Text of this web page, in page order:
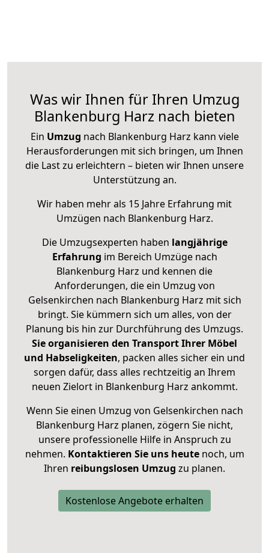
Was wir Ihnen für Ihren Umzug
Blankenburg Harz nach bieten
Ein Umzug nach Blankenburg Harz kann viele
Herausforderungen mit sich bringen, um Ihnen
die Last zu erleichtern – bieten wir Ihnen unsere
Unterstützung an.
Wir haben mehr als 15 Jahre Erfahrung mit
Umzügen nach Blankenburg Harz.
Die Umzugsexperten haben langjährige
Erfahrung im Bereich Umzüge nach
Blankenburg Harz und kennen die
Anforderungen, die ein Umzug von
Gelsenkirchen nach Blankenburg Harz mit sich
bringt. Sie kümmern sich um alles, von der
Planung bis hin zur Durchführung des Umzugs.
Sie organisieren den Transport Ihrer Möbel
und Habseligkeiten, packen alles sicher ein und
sorgen dafür, dass alles rechtzeitig an Ihrem
neuen Zielort in Blankenburg Harz ankommt.
Wenn Sie einen Umzug von Gelsenkirchen nach
Blankenburg Harz planen, zögern Sie nicht,
unsere professionelle Hilfe in Anspruch zu
nehmen. Kontaktieren Sie uns heutenoch, um
Ihren reibungslosen Umzug zu planen.
Kostenlose Angebote erhalten